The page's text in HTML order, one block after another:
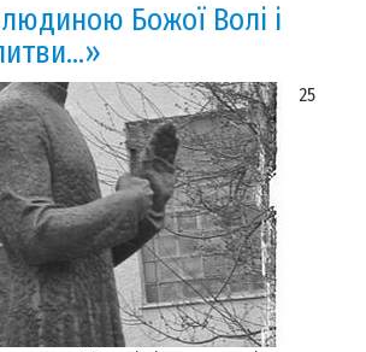
Божої Волі і
25